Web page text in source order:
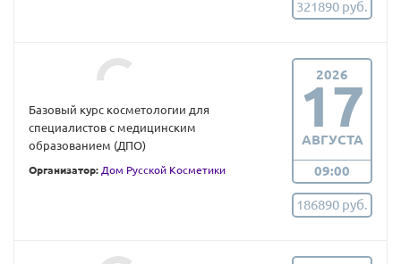
321890 руб.
Базовый курс косметологии для
специалистов с медицинским
образованием (ДПО)
Организатор: Дом Русской Косметики
2026
17
АВГУСТА
09:00
186890 руб.